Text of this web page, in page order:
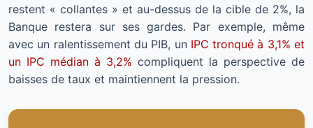
restent « collantes » et au-dessus de la cible de 2%, la
Banque restera sur ses gardes. Par exemple, même
avec un ralentissement du PIB, un IPC tronqué à 3,1% et
un IPC médian à 3,2% compliquent la perspective de
baisses de taux et maintiennent la pression.